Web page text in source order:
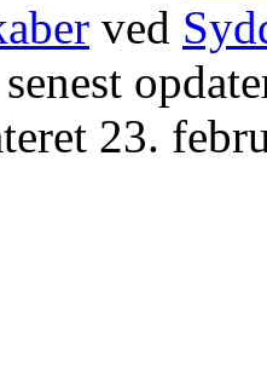
ved
23.